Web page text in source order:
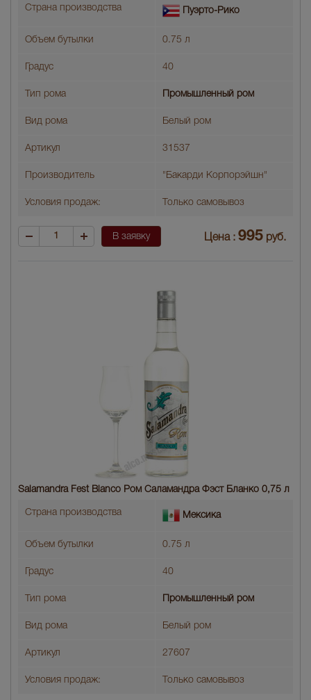
Страна производства Пуэрто-Рико
Объем бутылки 0.75 л
Градус 40
Тип рома Промышленный ром
Вид рома Белый ром
Артикул 31537
Производитель "Бакарди Корпорэйшн"
Условия продаж: Только самовывоз
В заявку Цена : 995 руб.
Salamandra Fest Blanco Ром Саламандра Фэст Бланко 0,75 л
Страна производства Мексика
Объем бутылки 0.75 л
Градус 40
Тип рома Промышленный ром
Вид рома Белый ром
Артикул 27607
Условия продаж: Только самовывоз